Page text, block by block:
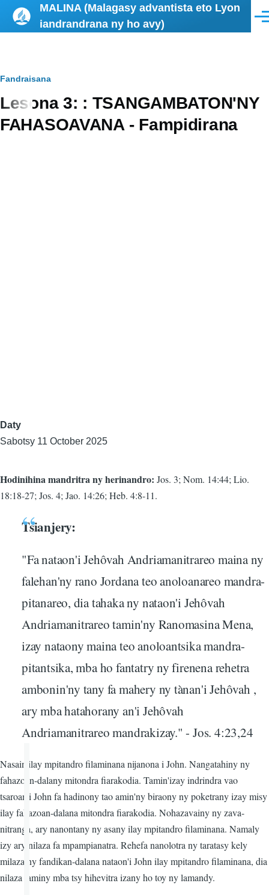
Skip to main content
MALINA (Malagasy advantista eto Lyon
iandrandrana ny ho avy)
Breadcrumb
Fandraisana
Lesona 3: : TSANGAMBATON'NY
FAHASOAVANA - Fampidirana
Daty
Sabotsy 11 October 2025
Hodinihina mandritra ny herinandro: Jos. 3; Nom. 14:44; Lio.
18:18-27; Jos. 4; Jao. 14:26; Heb. 4:8-11.
Tsianjery:
"Fa nataon'i Jehôvah Andriamanitrareo maina ny
falehan'ny rano Jordana teo anoloanareo mandra-
pitanareo, dia tahaka ny nataon'i Jehôvah
Andriamanitrareo tamin'ny Ranomasina Mena,
izay nataony maina teo anoloantsika mandra-
pitantsika, mba ho fantatry ny firenena rehetra
ambonin'ny tany fa mahery ny tànan'i Jehôvah ,
ary mba hatahorany an'i Jehôvah
Andriamanitrareo mandrakizay." - Jos. 4:23,24
Nasain'ilay mpitandro filaminana nijanona i John. Nangatahiny ny
fahazoan-dalany mitondra fiarakodia. Tamin'izay indrindra vao
tsaroan'i John fa hadinony tao amin'ny biraony ny poketrany izay misy
ilay fahazoan-dalana mitondra fiarakodia. Nohazavainy ny zava-
nitranga, ary nanontany ny asany ilay mpitandro filaminana. Namaly
izy ary nilaza fa mpampianatra. Rehefa nanolotra ny taratasy kely
milaza ny fandikan-dalana nataon'i John ilay mpitandro filaminana, dia
nilaza taminy mba tsy hihevitra izany ho toy ny lamandy.